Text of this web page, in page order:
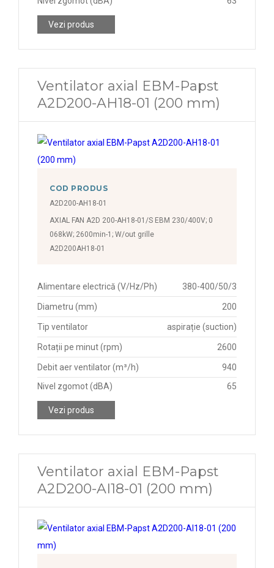
1300 rpm
1320 rpm
1330 rpm
1332 rpm
1336 rpm
1340 rpm
1350 rpm
1370 rpm
1400 rpm
1420 rpm
1430 rpm
1440 rpm
1450 rpm
1475 rpm
1490 rpm
1530 rpm
Vezi produs
Ventilator axial EBM-Papst
A2D200-AH18-01 (200 mm)
COD PRODUS
A2D200-AH18-01
AXIAL FAN A2D 200-AH18-01/S EBM 230/400V; 0
068kW; 2600min-1; W/out grille
A2D200AH18-01
Alimentare electrică (V/Hz/Ph) 380-400/50/3
Diametru (mm) 200
Tip ventilator aspirație (suction)
Rotații pe minut (rpm) 2600
Debit aer ventilator (m³/h)
940
Nivel zgomot (dBA)
65
Vezi produs
Ventilator axial EBM-Papst
A2D200-AI18-01 (200 mm)